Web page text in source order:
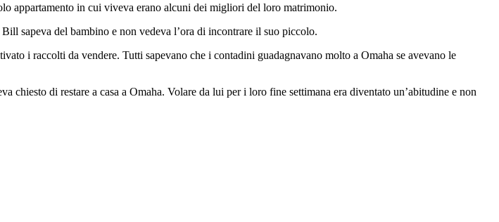
appartamento in cui viveva erano alcuni dei migliori del loro matrimonio.
sapeva del bambino e non vedeva l’ora di incontrare il suo piccolo.
i raccolti da vendere. Tutti sapevano che i contadini guadagnavano molto a Omaha se avevano le
di restare a casa a Omaha. Volare da lui per i loro fine settimana era diventato un’abitudine e non